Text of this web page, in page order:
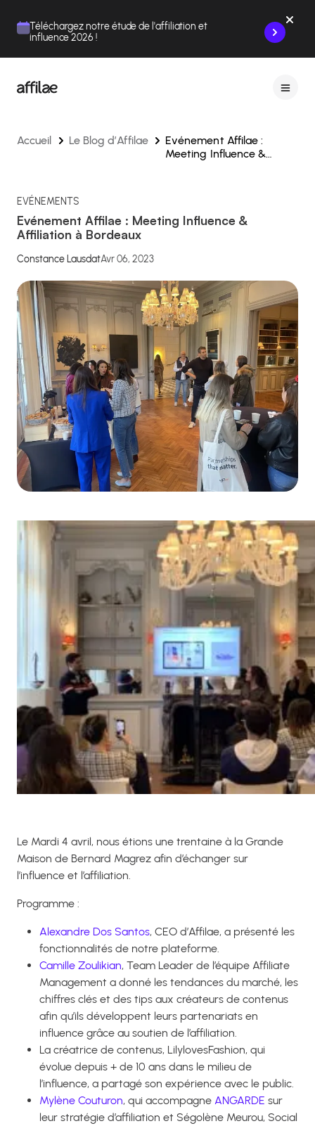
Téléchargez notre étude de l'affiliation et
influence 2026 !
Accueil Le Blog d’Affilae
Evénement Affilae :
Meeting Influence &
EVÉNEMENTS
Evénement Affilae : Meeting Influence &
Affiliation à Bordeaux
Constance LausdatAvr 06, 2023
Le Mardi 4 avril, nous étions une trentaine à la Grande
Maison de Bernard Magrez afin d’échanger sur
l’influence et l’affiliation.
Programme :
Alexandre Dos Santos, CEO d’Affilae, a présenté les
fonctionnalités de notre plateforme.
Camille Zoulikian, Team Leader de l’équipe Affiliate
Management a donné les tendances du marché, les
chiffres clés et des tips aux créateurs de contenus
afin qu’ils développent leurs partenariats en
influence grâce au soutien de l’affiliation.
La créatrice de contenus, LilylovesFashion, qui
évolue depuis + de 10 ans dans le milieu de
l’influence, a partagé son expérience avec le public.
Mylène Couturon, qui accompagne ANGARDE sur
leur stratégie d’affiliation et Ségolène Meurou, Social